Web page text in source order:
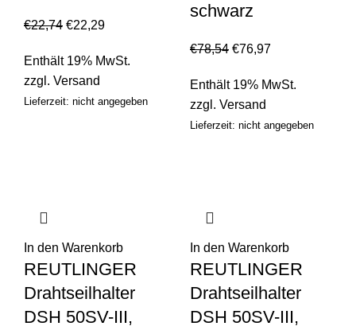
€22,74 €22,29
Enthält 19% MwSt.
zzgl. Versand
Lieferzeit: nicht angegeben
schwarz
€78,54 €76,97
Enthält 19% MwSt.
zzgl. Versand
Lieferzeit: nicht angegeben
In den Warenkorb
REUTLINGER
Drahtseilhalter
DSH 50SV-III,
In den Warenkorb
REUTLINGER
Drahtseilhalter
DSH 50SV-III,